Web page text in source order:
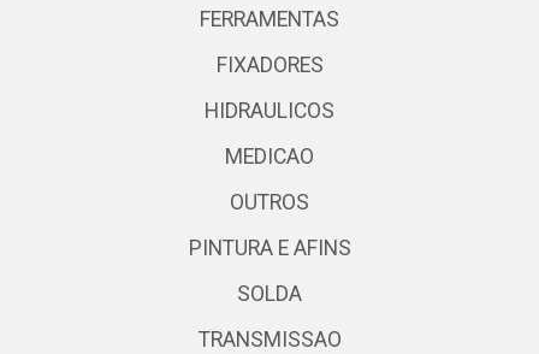
FERRAMENTAS
FIXADORES
HIDRAULICOS
MEDICAO
OUTROS
PINTURA E AFINS
SOLDA
TRANSMISSAO